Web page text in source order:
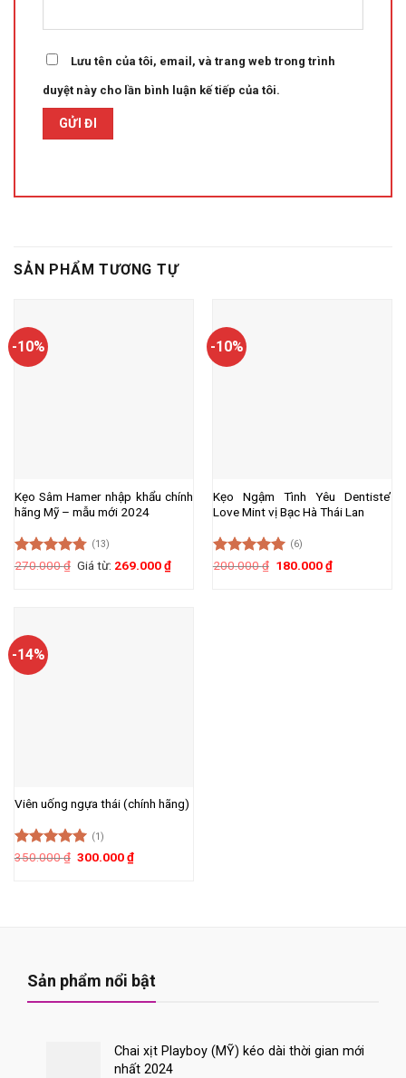
Lưu tên của tôi, email, và trang web trong trình
duyệt này cho lần bình luận kế tiếp của tôi.
SẢN PHẨM TƯƠNG TỰ
-10%
Kẹo Sâm Hamer nhập khẩu chính
hãng Mỹ – mẫu mới 2024
Được xếp
(13)
270.000₫ Giá từ: 269.000₫
-10%
Kẹo Ngậm Tình Yêu Dentiste’
Love Mint vị Bạc Hà Thái Lan
Được xếp
(6)
200.000₫ Giá
180.000₫Giá
hiện
-14%
Viên uống ngựa thái (chính hãng)
Được xếp
(1)
350.000₫ Giá
300.000₫Giá
hiện
Sản phẩm nổi bật
Chai xịt Playboy (MỸ) kéo dài thời gian mới
nhất 2024